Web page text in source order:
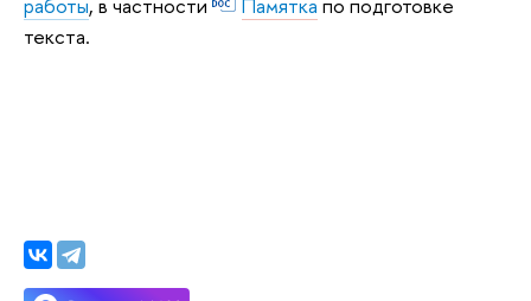
работы, в частности Памятка по подготовке
текста.